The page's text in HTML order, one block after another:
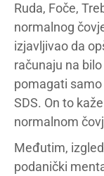
Ruda, Foče,
normalnog
izjavljivao da
računaju na
pomagati
SDS. On to
normalnom
Međutim,
podanički